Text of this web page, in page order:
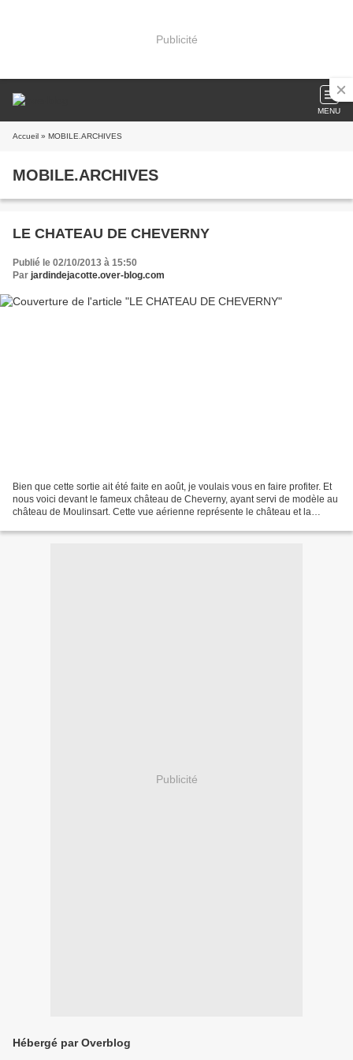
Publicité
MENU
Accueil » MOBILE.ARCHIVES
MOBILE.ARCHIVES
LE CHATEAU DE CHEVERNY
Publié le 02/10/2013 à 15:50
Par jardindejacotte.over-blog.com
Bien que cette sortie ait été faite en août, je voulais vous en faire profiter. Et
nous voici devant le fameux château de Cheverny, ayant servi de modèle au
château de Moulinsart. Cette vue aérienne représente le château et la
Publicité
Hébergé par Overblog